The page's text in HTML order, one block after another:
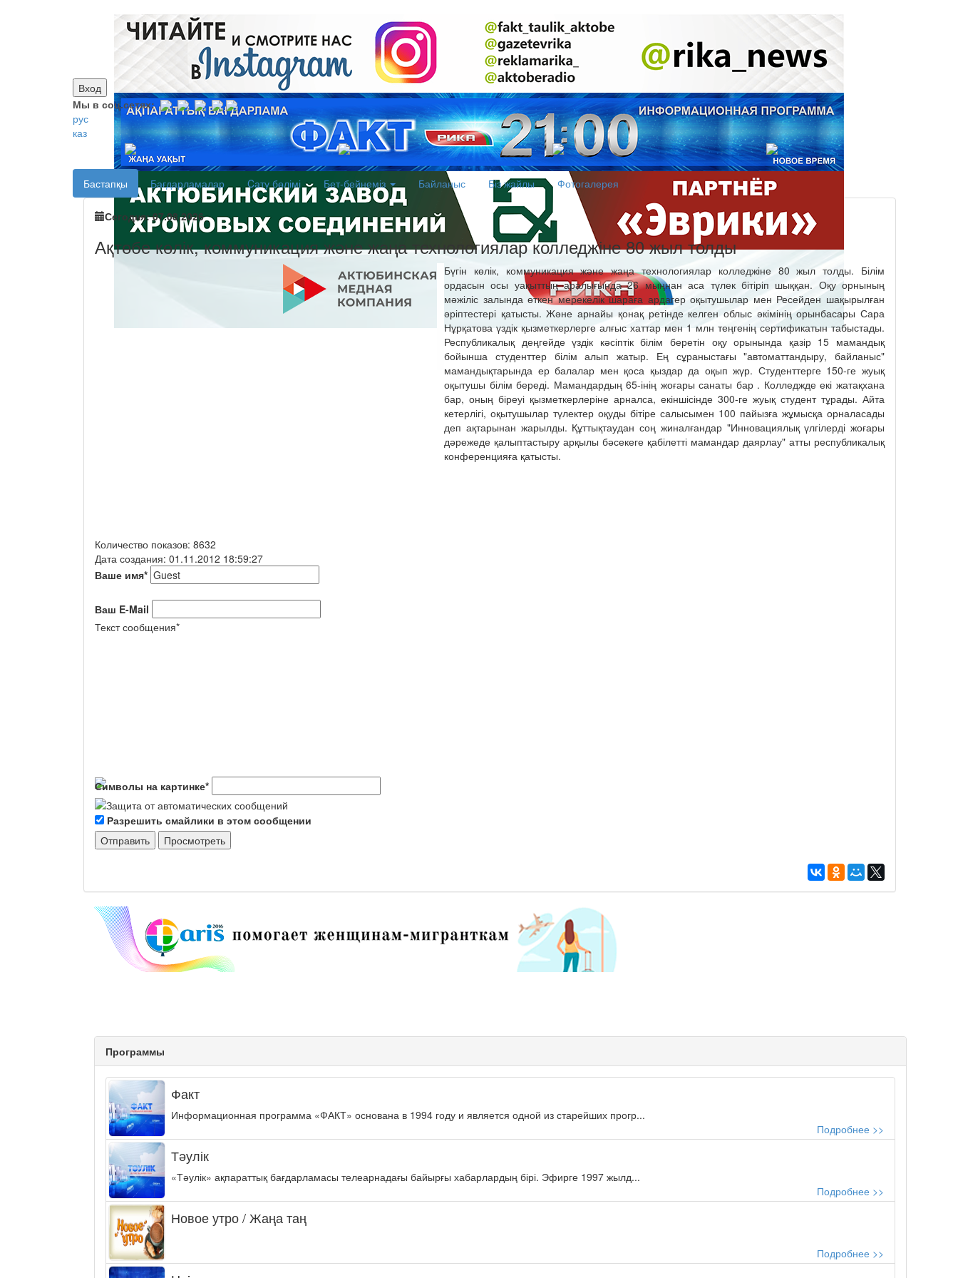
Вход
Мы в соц.сетях:
рус
каз
Бастапқы Бағдарламалар Cату бөлімі Бет-бейнеміз Байланыс Біз жайлы Фотогалерея
Сегодня: 07.08.2026
Ақтөбе көлік, коммуникация және жаңа технологиялар колледжіне 80 жыл толды
Бүгін көлік, коммуникация және жаңа технологиялар колледжіне 80 жыл толды. Білім
ордасын осы уақыттың аралығында 26 мыңнан аса түлек бітіріп шыққан. Оқу орнының
мәжіліс залында өткен мерекелік шараға ардагер оқытушылар мен Ресейден шақырылған
әріптестері қатысты. Және арнайы қонақ ретінде келген облыс әкімінің орынбасары Сара
Нұрқатова үздік қызметкерлерге алғыс хаттар мен 1 млн теңгенің сертификатын табыстады.
Республикалық деңгейде үздік кәсіптік білім беретін оқу орынында қазір 15 мамандық
бойынша студенттер білім алып жатыр. Ең сұраныстағы "автоматтандыру, байланыс"
мамандықтарында ер балалар мен қоса қыздар да оқып жүр. Студенттерге 150-ге жуық
оқытушы білім береді. Мамандардың 65-інің жоғары санаты бар . Колледжде екі жатақхана
бар, оның біреуі қызметкерлеріне арналса, екіншісінде 300-ге жуық студент тұрады. Айта
кетерлігі, оқытушылар түлектер оқуды бітіре салысымен 100 пайызға жұмысқа орналасады
деп ақтарынан жарылды. Құттықтаудан соң жиналғандар "Инновациялық үлгілерді жоғары
дәрежеде қалыптастыру арқылы бәсекеге қабілетті мамандар даярлау" атты республикалық
конференцияға қатысты.
Количество показов: 8632
Дата создания: 01.11.2012 18:59:27
Ваше имя*
Ваш E-Mail
Текст сообщения*
Символы на картинке*
Разрешить смайлики в этом сообщении
Программы
Факт
Информационная программа «ФАКТ» основана в 1994 году и является одной из старейших прогр...
Подробнее >>
Тәулік
«Тәулік» ақпараттық бағдарламасы телеарнадағы байырғы хабарлардың бірі. Эфирге 1997 жылд...
Подробнее >>
Новое утро / Жаңа таң
Подробнее >>